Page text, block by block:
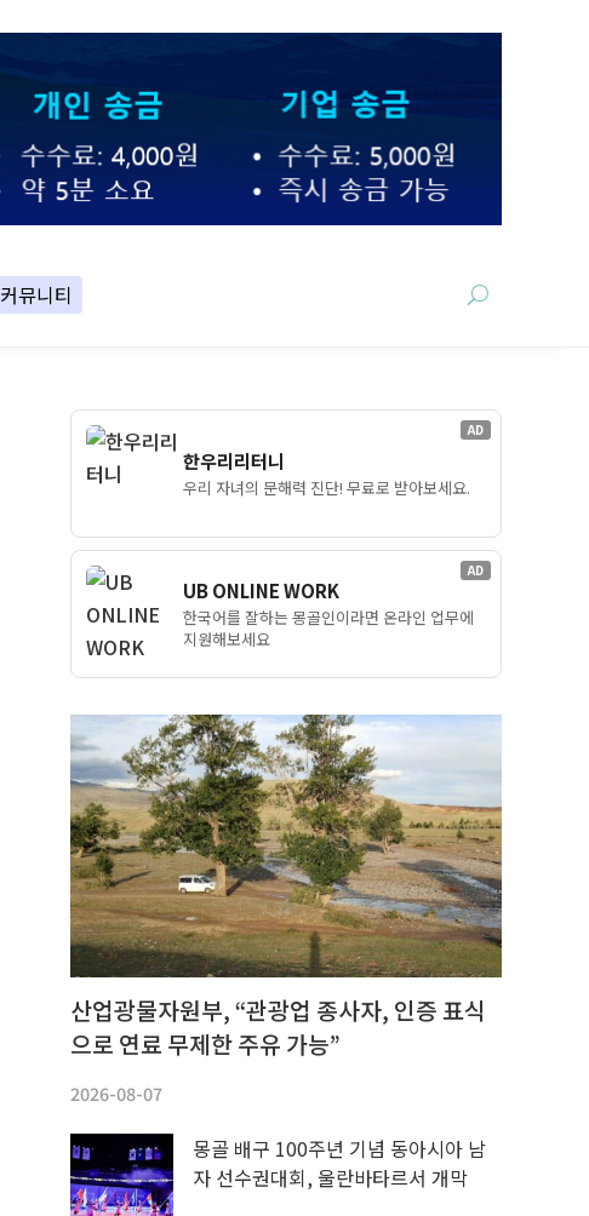
커뮤니티
AD
한우리리터니
우리 자녀의 문해력 진단! 무료로 받아보세요.
AD
UB ONLINE WORK
한국어를 잘하는 몽골인이라면 온라인 업무에
지원해보세요
산업광물자원부, “관광업 종사자, 인증 표식
으로 연료 무제한 주유 가능”
2026-08-07
몽골 배구 100주년 기념 동아시아 남
자 선수권대회, 울란바타르서 개막